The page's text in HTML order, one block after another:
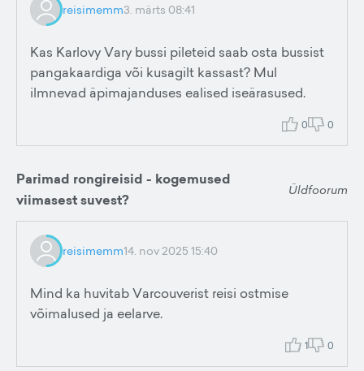
reisimemm3. märts 08:41
Kas Karlovy Vary bussi pileteid saab osta bussist
pangakaardiga või kusagilt kassast? Mul
ilmnevad äpimajanduses ealised iseärasused.
0 0
Parimad rongireisid - kogemused
viimasest suvest?
Üldfoorum
reisimemm14. nov 2025 15:40
Mind ka huvitab Varcouverist reisi ostmise
võimalused ja eelarve.
1 0